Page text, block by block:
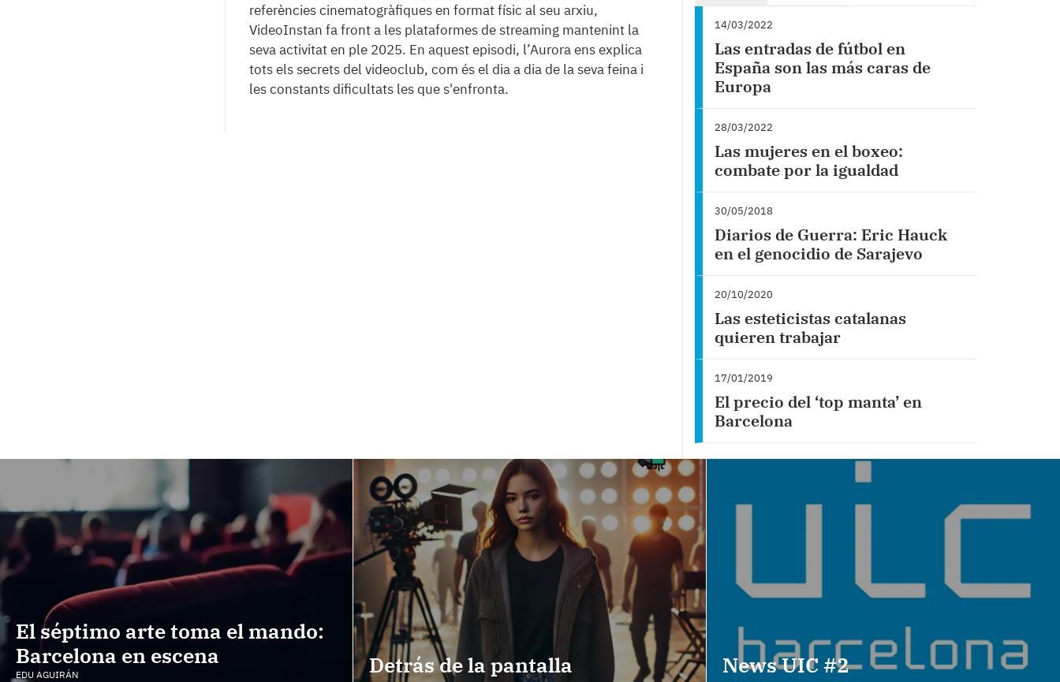
referències cinematogràfiques en format físic al seu arxiu,
VideoInstan fa front a les plataformes de streaming mantenint la
seva activitat en ple 2025. En aquest episodi, l’Aurora ens explica
tots els secrets del videoclub, com és el dia a dia de la seva feina i
les constants dificultats les que s'enfronta.
14/03/2022
Las entradas de fútbol en
España son las más caras de
Europa
28/03/2022
Las mujeres en el boxeo:
combate por la igualdad
30/05/2018
Diarios de Guerra: Eric Hauck
en el genocidio de Sarajevo
20/10/2020
Las esteticistas catalanas
quieren trabajar
17/01/2019
El precio del ‘top manta’ en
Barcelona
El séptimo arte toma el mando:
Barcelona en escena
EDU AGUIRÁN Detrás de la pantalla News UIC #2